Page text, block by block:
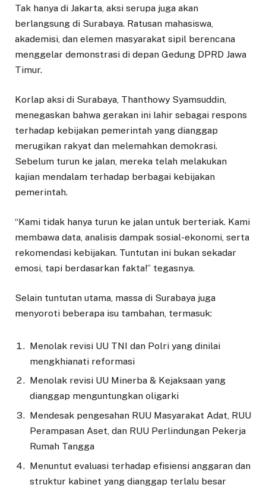
Tak hanya di Jakarta, aksi serupa juga akan
berlangsung di Surabaya. Ratusan mahasiswa,
akademisi, dan elemen masyarakat sipil berencana
menggelar demonstrasi di depan Gedung DPRD Jawa
Timur.
Korlap aksi di Surabaya, Thanthowy Syamsuddin,
menegaskan bahwa gerakan ini lahir sebagai respons
terhadap kebijakan pemerintah yang dianggap
merugikan rakyat dan melemahkan demokrasi.
Sebelum turun ke jalan, mereka telah melakukan
kajian mendalam terhadap berbagai kebijakan
pemerintah.
“Kami tidak hanya turun ke jalan untuk berteriak. Kami
membawa data, analisis dampak sosial-ekonomi, serta
rekomendasi kebijakan. Tuntutan ini bukan sekadar
emosi, tapi berdasarkan fakta!” tegasnya.
Selain tuntutan utama, massa di Surabaya juga
menyoroti beberapa isu tambahan, termasuk:
Menolak revisi UU TNI dan Polri yang dinilai
mengkhianati reformasi
Menolak revisi UU Minerba & Kejaksaan yang
dianggap menguntungkan oligarki
Mendesak pengesahan RUU Masyarakat Adat, RUU
Perampasan Aset, dan RUU Perlindungan Pekerja
Rumah Tangga
Menuntut evaluasi terhadap efisiensi anggaran dan
struktur kabinet yang dianggap terlalu besar